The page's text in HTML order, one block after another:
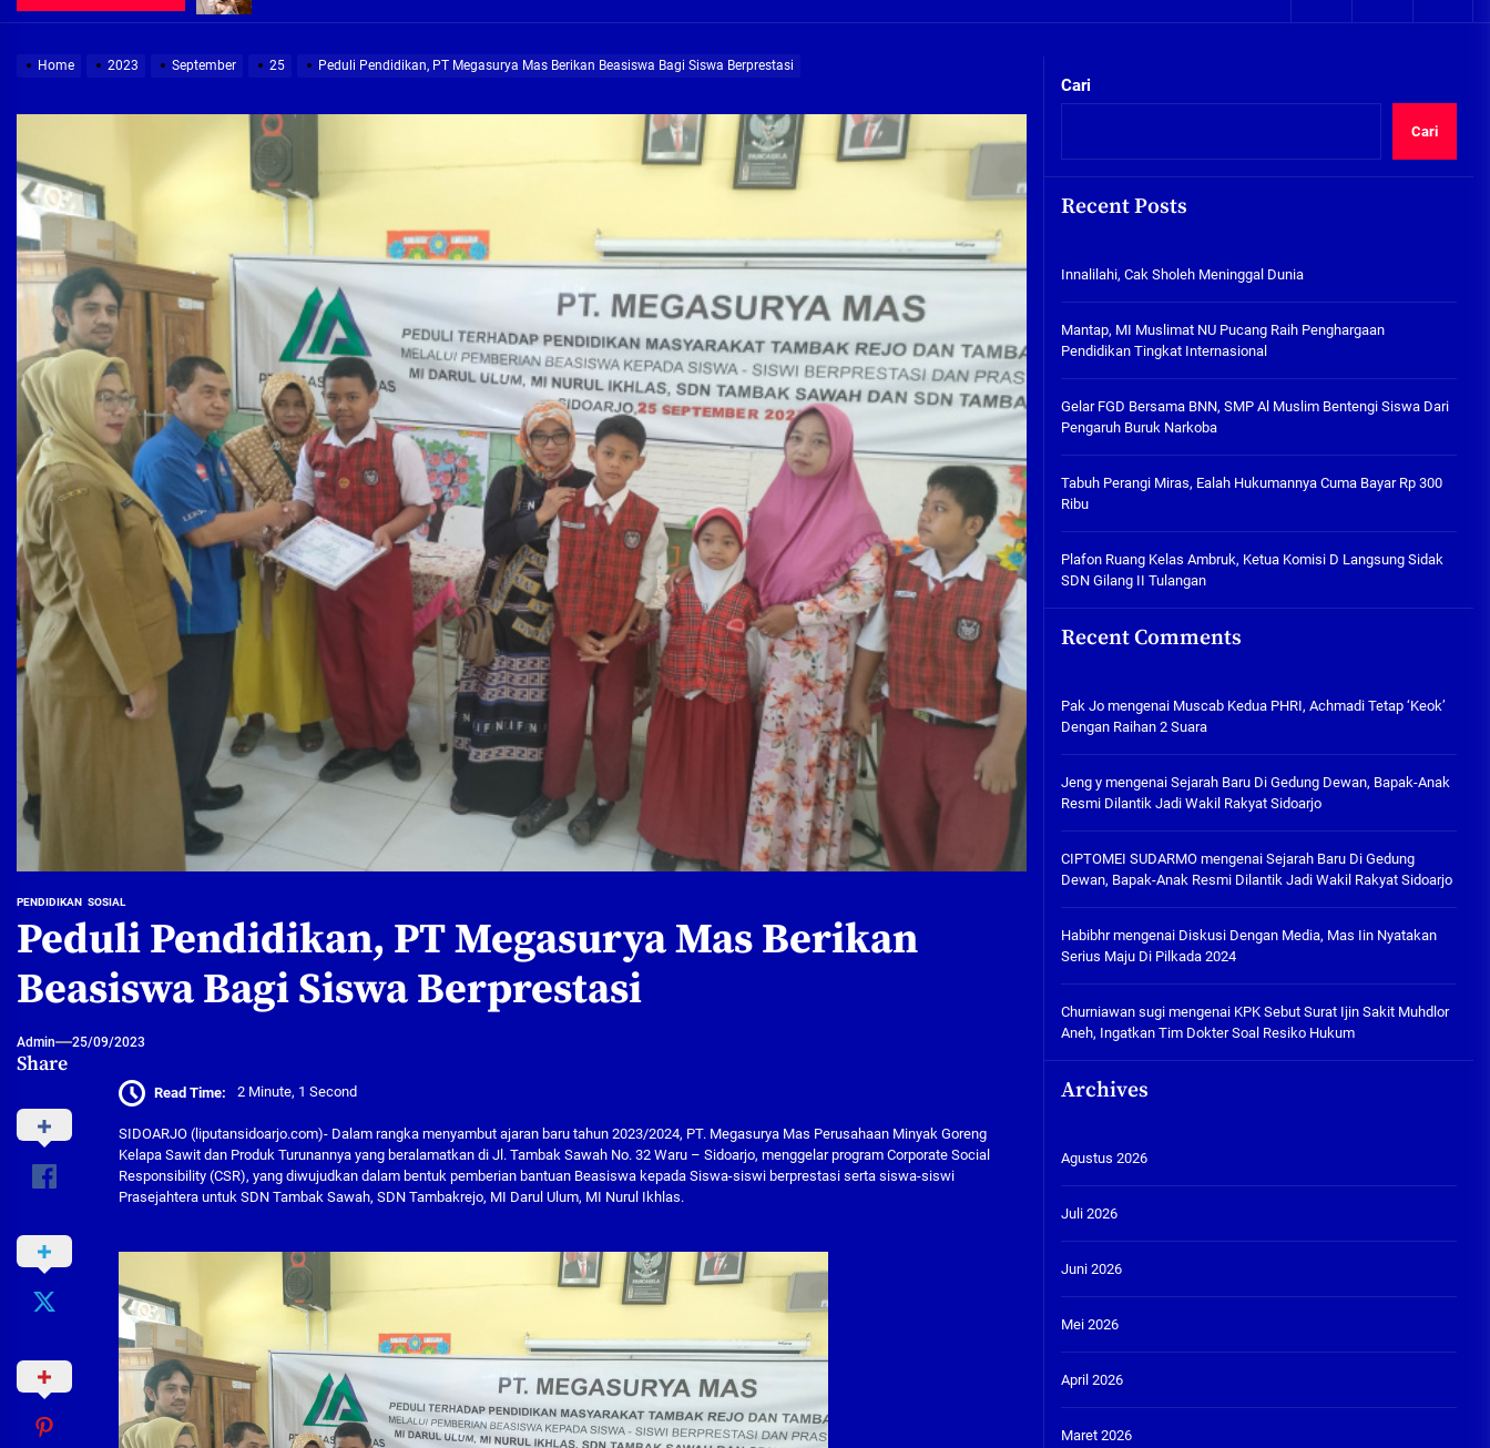
SDN Gilang II Tulangan
Mantap, MI Muslimat NU
Pucang Raih Penghargaan
Pendidikan Tingkat
Internasional
06/08/2026
Gelar FGD Bersama BNN, SMP Al
Muslim Bentengi Siswa Dari
05/08/2026
Hukumannya Cuma Bayar Rp
300 Ribu
Plafon Ruang Kelas Ambruk,
Ketua Komisi D Langsung Sidak
05/08/2026
Peduli Warga Miskin, Bupati Sidoarjo Masif Jalankan Program Rehab RTLH
Pembebasan Lahan Hampir Rampung, Pembangunan Fly over Gedangan Semakin Dekat
Demi Jajaran Direksi Delta Tirta Yang Profesional Dan Kapabel, Komisi B Dua Kali Panggil Pansel Dan Minta Ada Pakta Integritas
Home 2023 September 25 Peduli Pendidikan, PT Megasurya Mas Berikan Beasiswa Bagi Siswa Berprestasi
PENDIDIKAN SOSIAL
Peduli Pendidikan, PT Megasurya Mas Berikan
Beasiswa Bagi Siswa Berprestasi
Admin 25/09/2023
Share
Read Time: 2 Minute, 1 Second
SIDOARJO (liputansidoarjo.com)- Dalam rangka menyambut ajaran baru tahun 2023/2024, PT. Megasurya Mas Perusahaan Minyak Goreng
Kelapa Sawit dan Produk Turunannya yang beralamatkan di Jl. Tambak Sawah No. 32 Waru – Sidoarjo, menggelar program Corporate Social
Responsibility (CSR), yang diwujudkan dalam bentuk pemberian bantuan Beasiswa kepada Siswa-siswi berprestasi serta siswa-siswi
Prasejahtera untuk SDN Tambak Sawah, SDN Tambakrejo, MI Darul Ulum, MI Nurul Ikhlas.
Cari
Cari
Recent Posts
Innalilahi, Cak Sholeh Meninggal Dunia
Mantap, MI Muslimat NU Pucang Raih Penghargaan
Pendidikan Tingkat Internasional
Gelar FGD Bersama BNN, SMP Al Muslim Bentengi Siswa Dari
Pengaruh Buruk Narkoba
Tabuh Perangi Miras, Ealah Hukumannya Cuma Bayar Rp 300
Ribu
Plafon Ruang Kelas Ambruk, Ketua Komisi D Langsung Sidak
SDN Gilang II Tulangan
Recent Comments
Pak Jomengenai Muscab Kedua PHRI, Achmadi Tetap ‘Keok’
Dengan Raihan 2 Suara
Jeng ymengenai Sejarah Baru Di Gedung Dewan, Bapak-Anak
Resmi Dilantik Jadi Wakil Rakyat Sidoarjo
CIPTOMEI SUDARMOmengenai Sejarah Baru Di Gedung
Dewan, Bapak-Anak Resmi Dilantik Jadi Wakil Rakyat Sidoarjo
Habibhrmengenai Diskusi Dengan Media, Mas Iin Nyatakan
Serius Maju Di Pilkada 2024
Churniawan sugimengenai KPK Sebut Surat Ijin Sakit Muhdlor
Aneh, Ingatkan Tim Dokter Soal Resiko Hukum
Archives
Agustus 2026
Juli 2026
Juni 2026
Mei 2026
April 2026
Maret 2026